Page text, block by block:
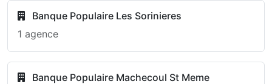
Banque Populaire Les Sorinieres
1 agence
Banque Populaire Machecoul St Meme